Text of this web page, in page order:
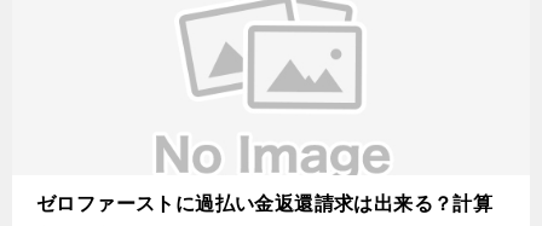
ゼロファーストに過払い金返還請求は出来る？計算